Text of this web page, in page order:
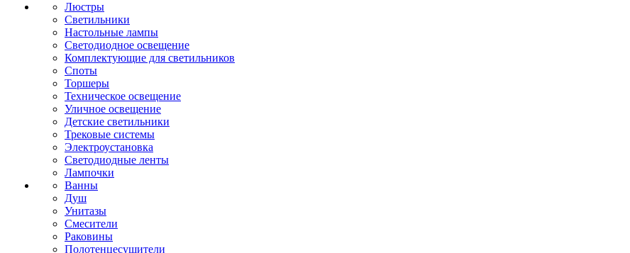
Люстры
Светильники
Настольные лампы
Светодиодное освещение
Комплектующие для светильников
Споты
Торшеры
Техническое освещение
Уличное освещение
Детские светильники
Трековые системы
Электроустановка
Светодиодные ленты
Лампочки
Ванны
Душ
Унитазы
Смесители
Раковины
Полотенцесушители